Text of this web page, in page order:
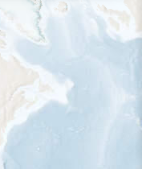
esta especie durante todo
esta especie
Alto
por estación